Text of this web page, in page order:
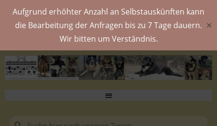
Aufgrund erhöhter Anzahl an Selbstauskünften kann
die Bearbeitung der Anfragen bis zu 7 Tage dauern.
Wir bitten um Verständnis.
✕